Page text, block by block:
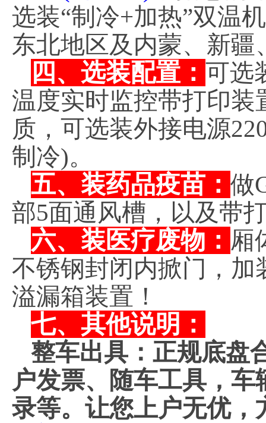
选装“制冷+加热”双温
东北地区及内蒙、新
四、选装配置： 可选
温度实时监控带打印
质，可选装外接电源
制冷)。
五、装药品疫苗： 做
部5面通风槽，以及带
六、装医疗废物： 厢
不锈钢封闭内掀门，
溢漏箱装置！
七、其他说明：
整车出具：正规底盘
户发票、随车工具，
录等。让您上户无优，